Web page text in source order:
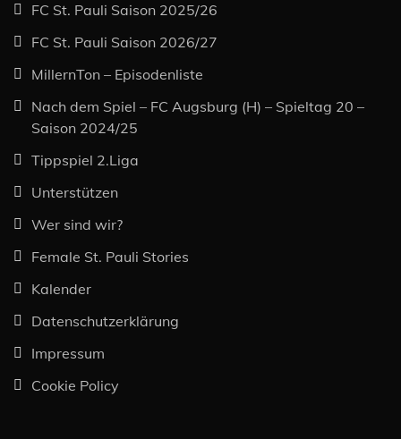
FC St. Pauli Saison 2025/26
FC St. Pauli Saison 2026/27
MillernTon – Episodenliste
Nach dem Spiel – FC Augsburg (H) – Spieltag 20 –
Saison 2024/25
Tippspiel 2.Liga
Unterstützen
Wer sind wir?
Female St. Pauli Stories
Kalender
Datenschutzerklärung
Impressum
Cookie Policy